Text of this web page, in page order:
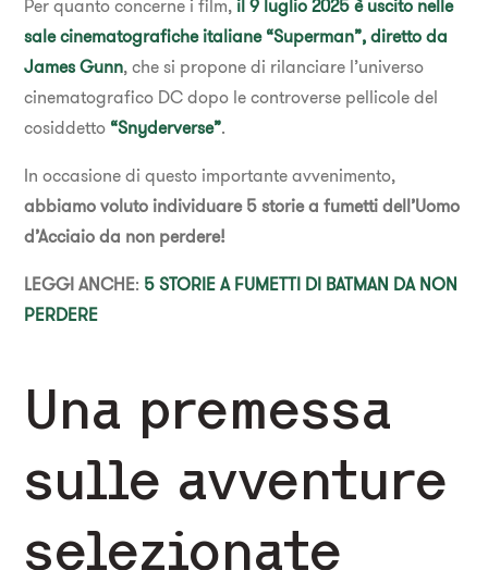
Per quanto concerne i film, il 9 luglio 2025 è uscito nelle
sale cinematografiche italiane “Superman”, diretto da
James Gunn, che si propone di rilanciare l’universo
cinematografico DC dopo le controverse pellicole del
cosiddetto “Snyderverse”.
In occasione di questo importante avvenimento,
abbiamo voluto individuare 5 storie a fumetti dell’Uomo
d’Acciaio da non perdere!
LEGGI ANCHE: 5 STORIE A FUMETTI DI BATMAN DA NON
PERDERE
Una premessa
sulle avventure
selezionate